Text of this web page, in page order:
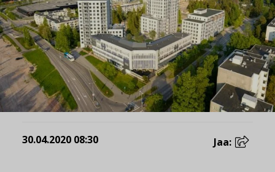
30.04.2020 08:30 Jaa: